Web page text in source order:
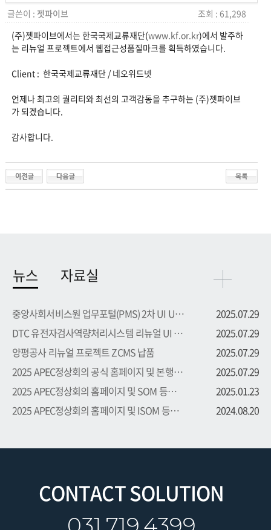
글쓴이 : 젯파이브
조회 : 61,298
(주)젯파이브에서는 한국국제교류재단(www.kf.or.kr)에서 발주하
는 리뉴얼 프로젝트에서 웹접근성품질마크를 획득하였습니다.
Client : 한국국제교류재단 / 네오위드넷
언제나 최고의 퀄리티와 최선의 고객감동을 추구하는 (주)젯파이브
가 되겠습니다.
감사합니다.
뉴스
중앙사회서비스원 업무포털(PMS) 2차 UI UX 부문 용역 수주
2025.07.29
DTC 유전자검사역량처리시스템 리뉴얼 UI UX 부문 용역 수주
2025.07.29
양평공사 리뉴얼 프로젝트 ZCMS 납품
2025.07.29
2025 APEC정상회의 공식 홈페이지 및 본행사 등록시스템 프로...
2025.07.29
2025 APEC정상회의 홈페이지 및 SOM 등록시스템 프로젝트 수주
2025.01.23
2025 APEC정상회의 홈페이지 및 ISOM 등록시스템 프로젝트 수주
2024.08.20
자료실
CONTACT SOLUTION